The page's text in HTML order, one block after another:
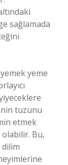
sağlamada
yeme
tuzunu
etmek
Bu,